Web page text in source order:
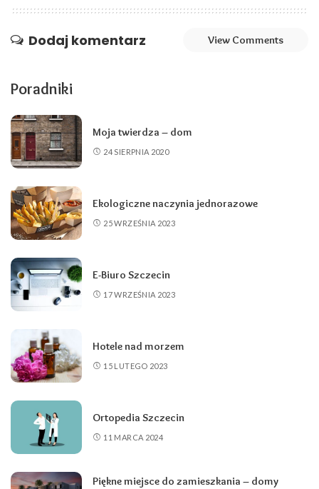
Dodaj komentarz View Comments
Poradniki
Moja twierdza – dom
24 SIERPNIA 2020
Ekologiczne naczynia jednorazowe
25 WRZEŚNIA 2023
E-Biuro Szczecin
17 WRZEŚNIA 2023
Hotele nad morzem
15 LUTEGO 2023
Ortopedia Szczecin
11 MARCA 2024
Piękne miejsce do zamieszkania – domy